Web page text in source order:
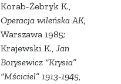
Korab-Żebryk K.,
Operacja wileńska AK,
Warszawa 1985;
Krajewski K., Jan
Borysewicz “Krysia”
“Mściciel” 1913-1945,